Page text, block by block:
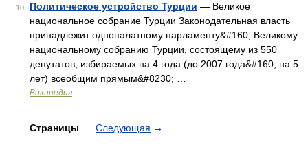
10 Политическое устройство Турции — Великое
национальное собрание Турции Законодательная власть
принадлежит однопалатному парламенту&#160; Великому
национальному собранию Турции, состоящему из 550
депутатов, избираемых на 4 года (до 2007 года&#160; на 5
лет) всеобщим прямым&#8230; …
Википедия
Страницы Следующая →